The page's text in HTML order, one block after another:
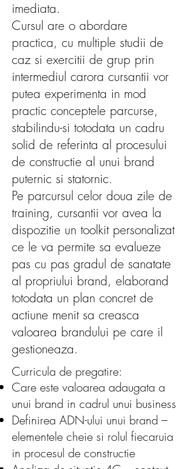
imediata.
Cursul are o abordare
practica, cu multiple studii de
caz si exercitii de grup prin
intermediul carora cursantii vor
putea experimenta in mod
practic conceptele parcurse,
stabilindu-si totodata un cadru
solid de referinta al procesului
de constructie al unui brand
puternic si statornic.
Pe parcursul celor doua zile de
training, cursantii vor avea la
dispozitie un toolkit personalizat
ce le va permite sa evalueze
pas cu pas gradul de sanatate
al propriului brand, elaborand
totodata un plan concret de
actiune menit sa creasca
valoarea brandului pe care il
gestioneaza.
Curricula de pregatire:
Care este valoarea adaugata a
unui brand in cadrul unui business
Definirea ADN-ului unui brand –
elementele cheie si rolul fiecaruia
in procesul de constructie